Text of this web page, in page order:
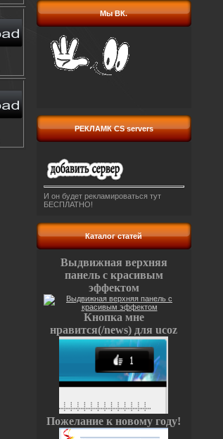
Мы ВК.
РЕКЛАМК CS servers
И он будет рекламироваться тут
БЕСПЛАТНО!
Каталог статей
Выдвижная верхняя
панель с красивым
эффектом
Кнопка мне
нравится(/news) для ucoz
Пожелание к новому году!